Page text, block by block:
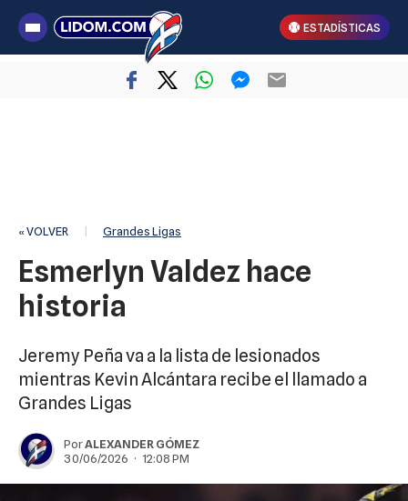
ESTADÍSTICAS
« VOLVER | Grandes Ligas
Esmerlyn Valdez hace
historia
Jeremy Peña va a la lista de lesionados
mientras Kevin Alcántara recibe el llamado a
Grandes Ligas
PorALEXANDER GÓMEZ
30/06/2026 · 12:08 PM